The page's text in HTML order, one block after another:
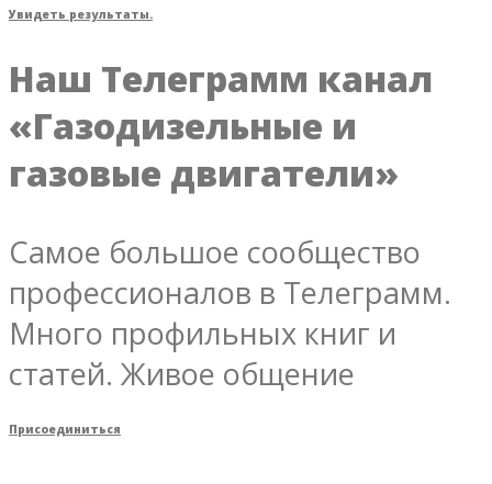
Увидеть результаты.
Наш Телеграмм канал
«Газодизельные и
газовые двигатели»
Самое большое сообщество
профессионалов в Телеграмм.
Много профильных книг и
статей. Живое общение
Присоединиться